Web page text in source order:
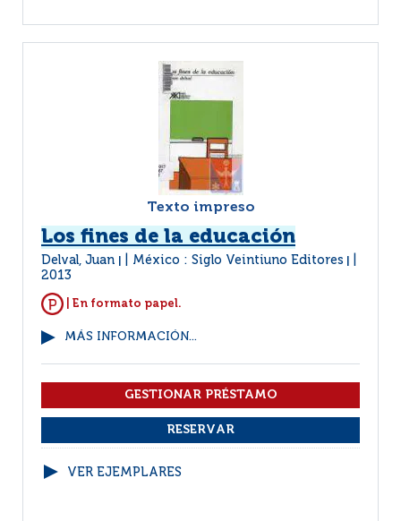
Texto impreso
Los fines de la educación
Delval, Juan México : Siglo Veintiuno Editores
2013
| En formato papel.
MÁS INFORMACIÓN...
VER EJEMPLARES